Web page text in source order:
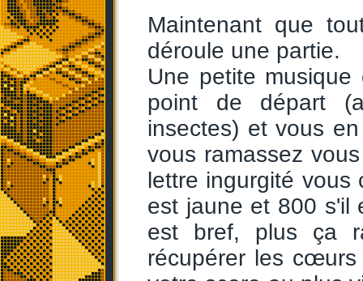
Maintenant que
déroule une partie.
Une petite
point de départ
insectes) et vous
vous ramassez
lettre ingurgité vous
est jaune et 800 s'il
est bref, plus ça
récupérer les